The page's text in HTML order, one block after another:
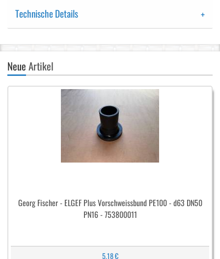
Technische Details
NeueArtikel
Georg Fischer - ELGEF Plus Vorschweissbund PE100 - d63 DN50
PN16 - 753800011
5,18 €